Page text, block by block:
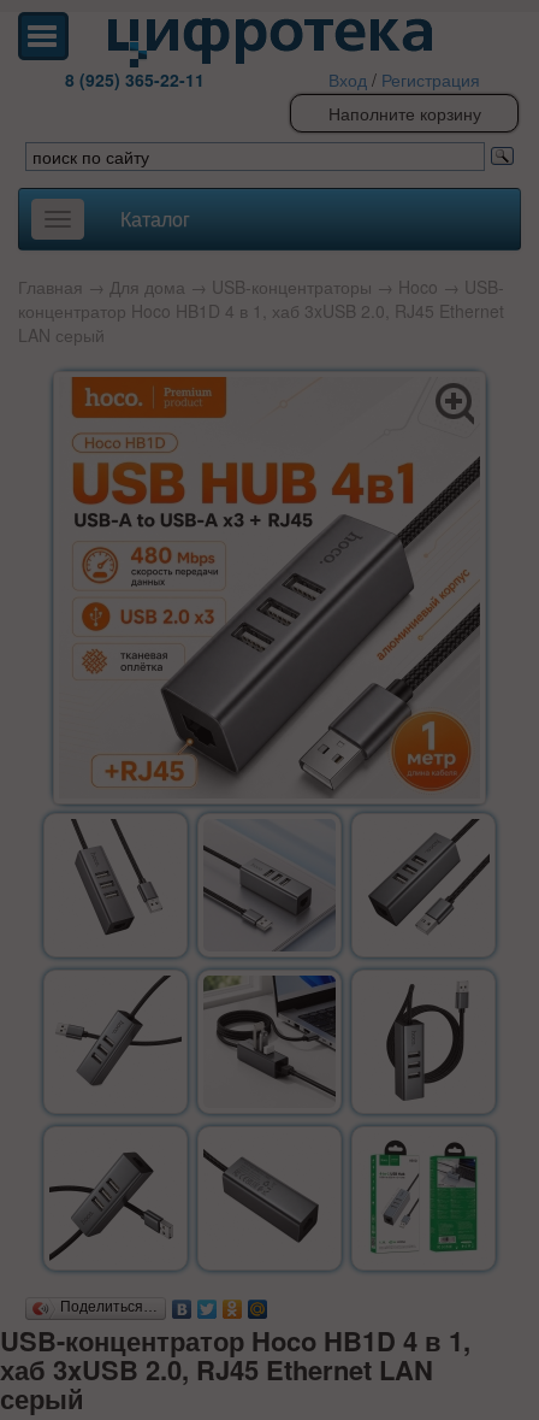
8 (925) 365-22-11 Вход / Регистрация
Наполните корзину
Toggle
navigation
Каталог
Главная → Для дома → USB-концентраторы → Hoco → USB-
концентратор Hoco HB1D 4 в 1, хаб 3xUSB 2.0, RJ45 Ethernet
LAN серый
Поделиться…
USB-концентратор Hoco HB1D 4 в 1,
хаб 3xUSB 2.0, RJ45 Ethernet LAN
серый